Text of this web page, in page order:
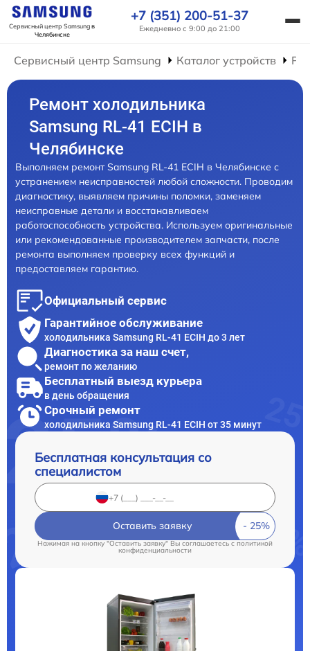
Сервисный центр Samsungв
Челябинске
+7 (351) 200-51-37
Ежедневно с 9:00 до 21:00
Сервисный центр Samsung Каталог устройств
Ремонт холодильника
Samsung RL-41 ECIH в
Челябинске
Выполняем ремонт Samsung RL-41 ECIH в Челябинске с
устранением неисправностей любой сложности. Проводим
диагностику, выявляем причины поломки, заменяем
неисправные детали и восстанавливаем
работоспособность устройства. Используем оригинальные
или рекомендованные производителем запчасти, после
ремонта выполняем проверку всех функций и
предоставляем гарантию.
Официальный сервис
Гарантийное обслуживание
холодильника Samsung RL-41 ECIH до 3 лет
Диагностика за наш счет,
ремонт по желанию
Бесплатный выезд курьера
в день обращения
Срочный ремонт
холодильника Samsung RL-41 ECIH от 35 минут
Бесплатная консультация со
специалистом
Оставить заявку
Нажимая на кнопку "Оставить заявку" Вы соглашаетесь c политикой
конфиденциальности